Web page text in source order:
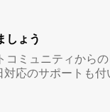
しょう
コミュニティから
応のサポートも付